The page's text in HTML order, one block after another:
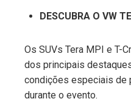
DESCUBRA O VW
Os SUVs Tera MPI e T-
dos principais
condições especiais de
durante o evento.